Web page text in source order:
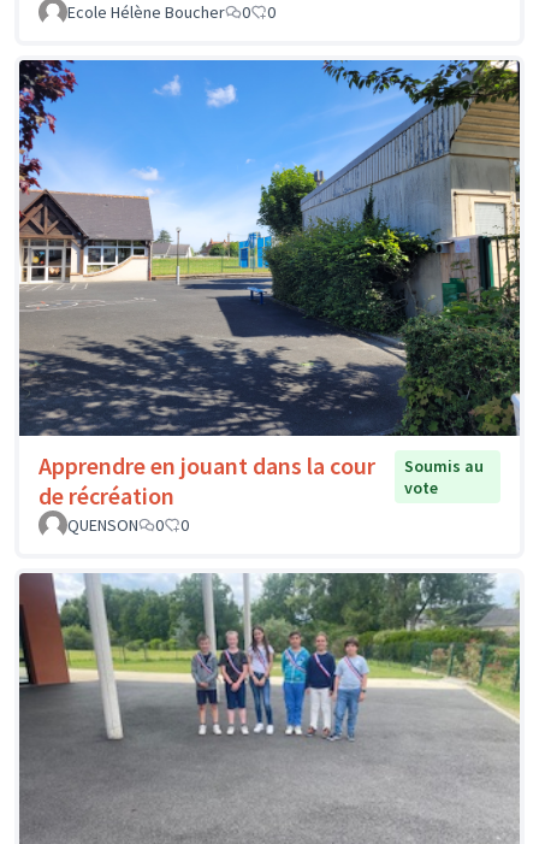
Ecole Hélène Boucher
0 0
Apprendre en jouant dans la cour
de récréation
Soumis au
vote
QUENSON
0 0